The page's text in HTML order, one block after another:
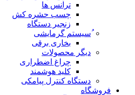
ترانس ها
چسب حشره کش
زنجیر دستگاه
ُسیستم گرمایشی
بخاری برقی
دیگر محصولات
چراغ اضطراری
کلید هوشمند
دستگاه کنترل پیامکی
فروشگاه